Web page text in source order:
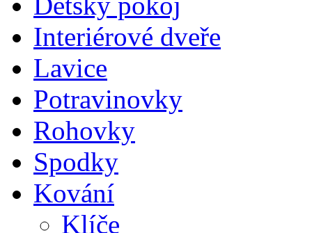
Interiérové dveře
Lavice
Potravinovky
Rohovky
Spodky
Kování
Klíče